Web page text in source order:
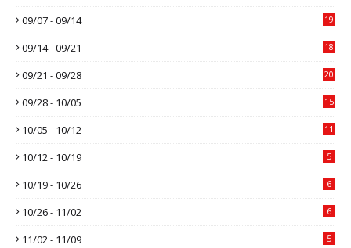
09/07 - 09/14
19
09/14 - 09/21 18
09/21 - 09/28 20
09/28 - 10/05 15
10/05 - 10/12 11
10/12 - 10/19 5
10/19 - 10/26 6
10/26 - 11/02 6
11/02 - 11/09 5